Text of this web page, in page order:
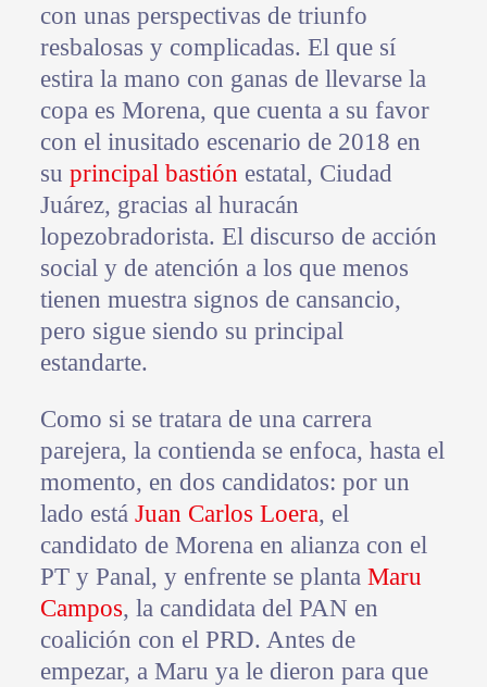
con unas perspectivas de triunfo
resbalosas y complicadas. El que sí
estira la mano con ganas de llevarse la
copa es Morena, que cuenta a su favor
con el inusitado escenario de 2018 en
su principal bastión estatal, Ciudad
Juárez, gracias al huracán
lopezobradorista. El discurso de acción
social y de atención a los que menos
tienen muestra signos de cansancio,
pero sigue siendo su principal
estandarte.
Como si se tratara de una carrera
parejera, la contienda se enfoca, hasta el
momento, en dos candidatos: por un
lado está Juan Carlos Loera, el
candidato de Morena en alianza con el
PT y Panal, y enfrente se planta Maru
Campos, la candidata del PAN en
coalición con el PRD. Antes de
empezar, a Maru ya le dieron para que